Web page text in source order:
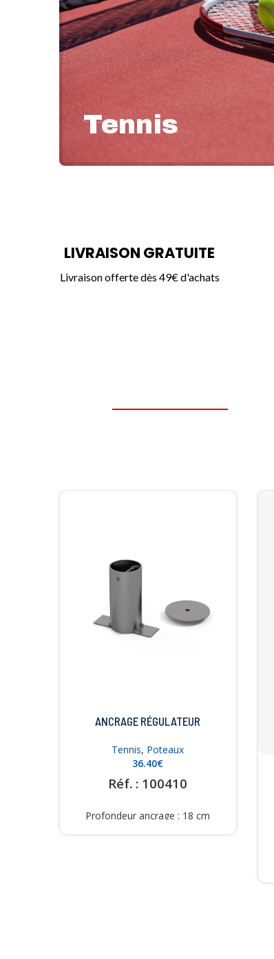
Tennis
En savoir plus
LIVRAISON GRATUITE
Livraison offerte dès 49€ d'achats
ANCRAGE RÉGULATEUR
Tennis, Poteaux
€
Réf. : 100410
Profondeur ancrage : 18 cm